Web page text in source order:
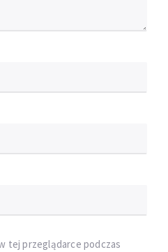
tej przeglądarce podczas